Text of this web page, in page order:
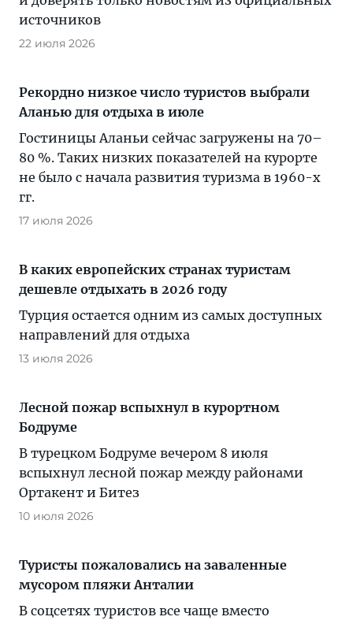
источников
22 июля 2026
Рекордно низкое число туристов выбрали
Аланью для отдыха в июле
Гостиницы Аланьи сейчас загружены на 70–
80 %. Таких низких показателей на курорте
не было с начала развития туризма в 1960-х
гг.
17 июля 2026
В каких европейских странах туристам
дешевле отдыхать в 2026 году
Турция остается одним из самых доступных
направлений для отдыха
13 июля 2026
Лесной пожар вспыхнул в курортном
Бодруме
В турецком Бодруме вечером 8 июля
вспыхнул лесной пожар между районами
Ортакент и Битез
10 июля 2026
Туристы пожаловались на заваленные
мусором пляжи Анталии
В соцсетях туристов все чаще вместо